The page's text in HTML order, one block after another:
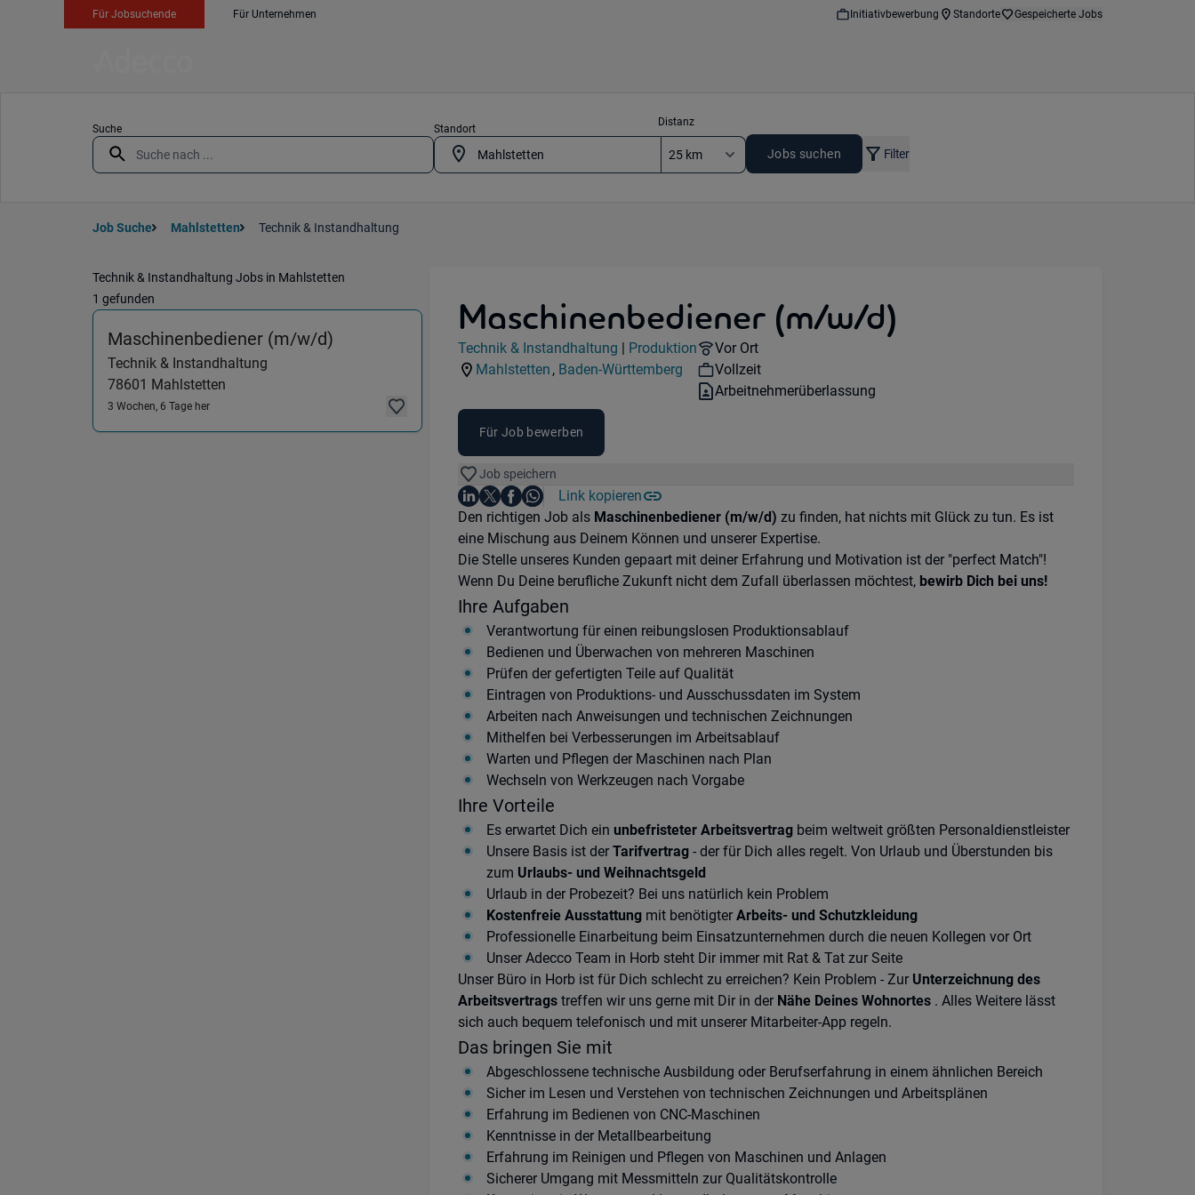
Für Jobsuchende Für Unternehmen Initiativbewerbung Standorte Gespeicherte Jobs
Suche Standort
Distanz
Jobs suchen Filter
Job Suche Mahlstetten Technik & Instandhaltung
Technik & Instandhaltung Jobs in Mahlstetten
1 gefunden
Maschinenbediener (m/w/d) (Technik & Instandhaltung) in 78601 Mahlstetten
Technik & Instandhaltung
78601 Mahlstetten
3 Wochen, 6 Tage her
Maschinenbediener (m/w/d)
Jobdetails
Kategorie:
Technik & Instandhaltung |
Industry:
Produktion
Standorte:
Mahlstetten ,
Region:
Baden-Württemberg
Remote Option:
Vor Ort
Workhours:
Vollzeit
Vertragsart:
Arbeitnehmerüberlassung
Für Job bewerben
Job speichern
Teile diesen Job
Auf LinkedIn teilen
Auf X teilen
Auf Facebook teilen
Auf WhatsApp teilen
Link kopieren
Einleitung
Den richtigen Job als Maschinenbediener (m/w/d) zu finden, hat nichts mit Glück zu tun. Es ist
eine Mischung aus Deinem Können und unserer Expertise.
Die Stelle unseres Kunden gepaart mit deiner Erfahrung und Motivation ist der "perfect Match"!
Wenn Du Deine berufliche Zukunft nicht dem Zufall überlassen möchtest, bewirb Dich bei uns!
Ihre Aufgaben
Verantwortung für einen reibungslosen Produktionsablauf
Bedienen und Überwachen von mehreren Maschinen
Prüfen der gefertigten Teile auf Qualität
Eintragen von Produktions- und Ausschussdaten im System
Arbeiten nach Anweisungen und technischen Zeichnungen
Mithelfen bei Verbesserungen im Arbeitsablauf
Warten und Pflegen der Maschinen nach Plan
Wechseln von Werkzeugen nach Vorgabe
Ihre Vorteile
Es erwartet Dich ein unbefristeter Arbeitsvertragbeim weltweit größten Personaldienstleister
Unsere Basis ist der Tarifvertrag- der für Dich alles regelt. Von Urlaub und Überstunden bis
zum Urlaubs- und Weihnachtsgeld
Urlaub in der Probezeit? Bei uns natürlich kein Problem
Kostenfreie Ausstattungmit benötigter Arbeits- und Schutzkleidung
Professionelle Einarbeitung beim Einsatzunternehmen durch die neuen Kollegen vor Ort
Unser Adecco Team in Horb steht Dir immer mit Rat & Tat zur Seite
Unser Büro in Horb ist für Dich schlecht zu erreichen? Kein Problem - Zur Unterzeichnung des
Arbeitsvertragstreffen wir uns gerne mit Dir in der Nähe Deines Wohnortes. Alles Weitere lässt
sich auch bequem telefonisch und mit unserer Mitarbeiter-App regeln.
Das bringen Sie mit
Abgeschlossene technische Ausbildung oder Berufserfahrung in einem ähnlichen Bereich
Sicher im Lesen und Verstehen von technischen Zeichnungen und Arbeitsplänen
Erfahrung im Bedienen von CNC-Maschinen
Kenntnisse in der Metallbearbeitung
Erfahrung im Reinigen und Pflegen von Maschinen und Anlagen
Sicherer Umgang mit Messmitteln zur Qualitätskontrolle